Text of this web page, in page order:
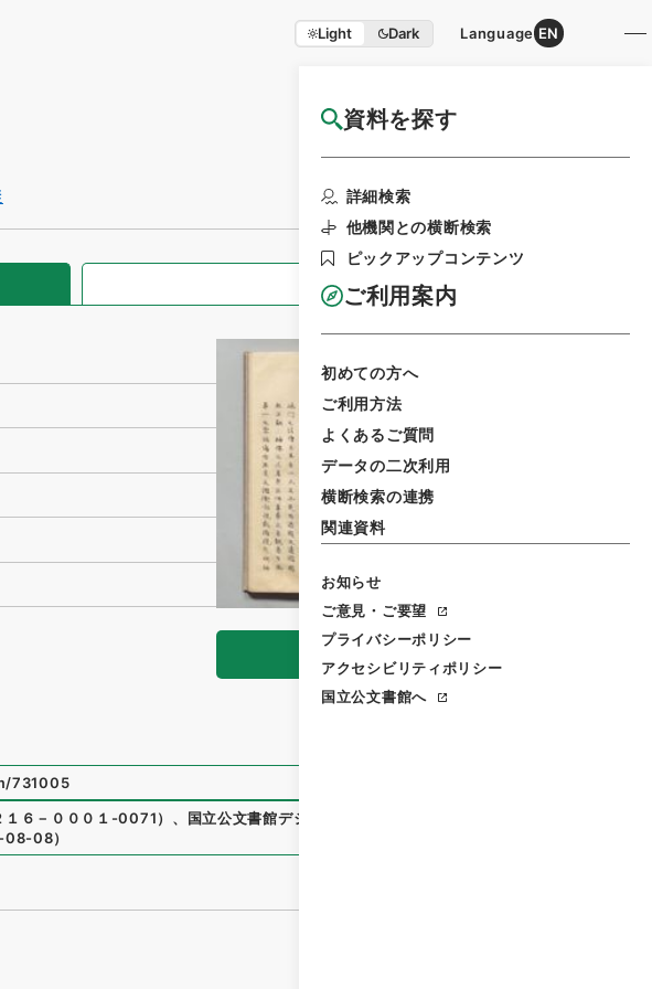
Light Dark Language EN
資料を探す
詳細検索
他機関との横断検索
ピックアップコンテンツ
ご利用案内
初めての方へ
ご利用方法
よくあるご質問
データの二次利用
横断検索の連携
関連資料
お知らせ
ご意見・ご要望
プライバシーポリシー
アクセシビリティポリシー
国立公文書館へ
国立公文書館HP利用案内
全ての情報
731005
１６－０００１-0071） 、 国立公文書館デジタルアーカイブ
08-08）